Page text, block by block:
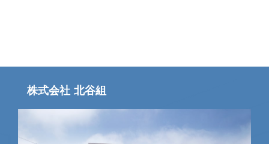
株式会社 北谷組